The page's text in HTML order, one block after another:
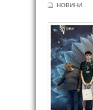
НОВИНИ